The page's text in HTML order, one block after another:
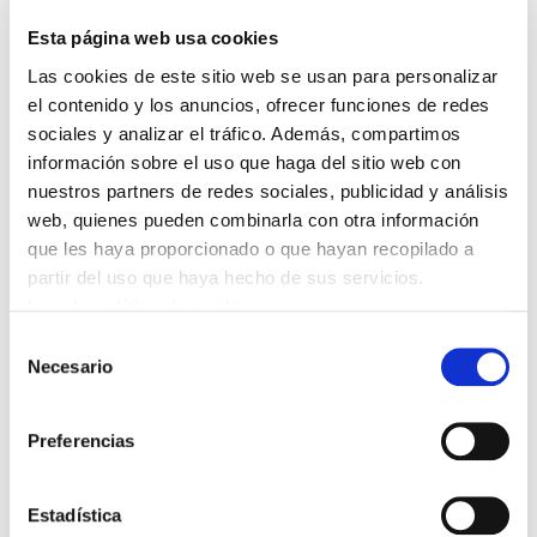
Esta página web usa cookies
Las cookies de este sitio web se usan para personalizar
el contenido y los anuncios, ofrecer funciones de redes
sociales y analizar el tráfico. Además, compartimos
información sobre el uso que haga del sitio web con
nuestros partners de redes sociales, publicidad y análisis
web, quienes pueden combinarla con otra información
que les haya proporcionado o que hayan recopilado a
partir del uso que haya hecho de sus servicios.
Necesario
Preferencias
Estadística
adquisitivo de los últimos años en particular,
sin tener en cuenta la oferta de público de
empleo con la totalidad de las vacantes, eso sí
teniendo en cuenta la consolidación de las
privatizaciones y subcontrataciones, etc.
Además no basta haber accedido a la Función
Pública, respetando los principios de igualdad,
de acceso, sino que tienen la osadía de poner
en marcha la evaluación del desempeño, como
si el trabajador debiera estar demostrando día
a día, su capacidad en el trabajo, cuando ya lo
acceso.